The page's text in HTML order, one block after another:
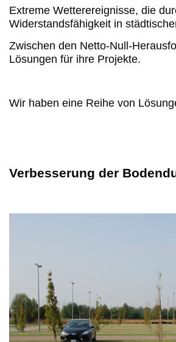
Extreme Wetterereignisse, die
Widerstandsfähigkeit in
Zwischen den Netto-Null-
Lösungen für ihre Projekte.
Wir haben eine Reihe von
Verbesserung der